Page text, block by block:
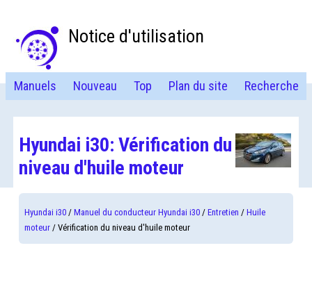
Notice d'utilisation
Manuels Nouveau Top Plan du site Recherche
Hyundai i30: Vérification du
niveau d'huile moteur
Hyundai i30 /Manuel du conducteur Hyundai i30 /Entretien /Huile
moteur / Vérification du niveau d'huile moteur